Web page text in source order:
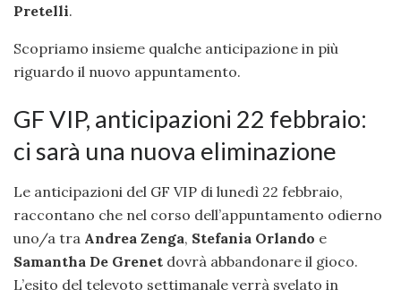
Pretelli.
Scopriamo insieme qualche anticipazione in più
riguardo il nuovo appuntamento.
GF VIP, anticipazioni 22 febbraio:
ci sarà una nuova eliminazione
Le anticipazioni del GF VIP di lunedì 22 febbraio,
raccontano che nel corso dell’appuntamento odierno
uno/a tra Andrea Zenga, Stefania Orlando e
Samantha De Grenet dovrà abbandonare il gioco.
L’esito del televoto settimanale verrà svelato in